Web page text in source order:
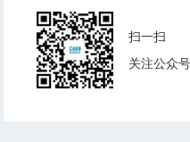
扫一扫
关注公众号